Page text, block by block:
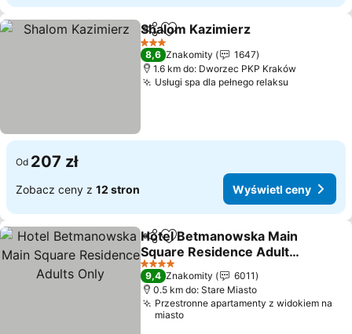
Udostępnij
Dodaj do ulubionych
Shalom Kazimierz
3 Kategoria
8,6 Znakomity
1647
1.6 km do: Dworzec PKP Kraków
Usługi spa dla pełnego relaksu
Od 207 zł
Zobacz ceny z 12 stron Wyświetl ceny
Udostępnij
Dodaj do ulubionych
Hotel Betmanowska Main
Square Residence Adults
Only
4 Kategoria
9,4 Znakomity
6011
0.5 km do: Stare Miasto
Przestronne apartamenty z widokiem na
miasto